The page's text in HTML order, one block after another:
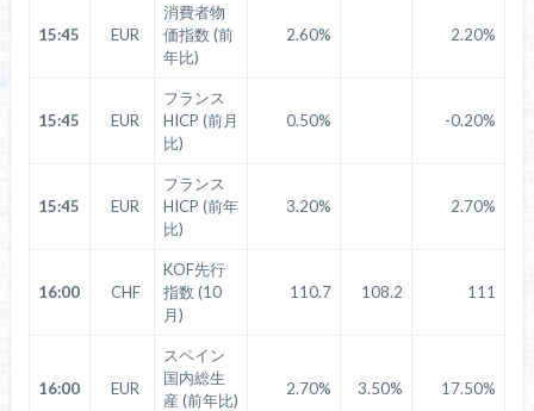
15:45 EUR
消費者物
価指数 (前
年比)
2.60% 2.20%
15:45 EUR
フランス
HICP (前月
比)
0.50% -0.20%
15:45 EUR
フランス
HICP (前年
比)
3.20% 2.70%
16:00 CHF
KOF先行
指数 (10
月)
110.7 108.2 111
16:00 EUR
スペイン
国内総生
産 (前年比)
2.70% 3.50% 17.50%